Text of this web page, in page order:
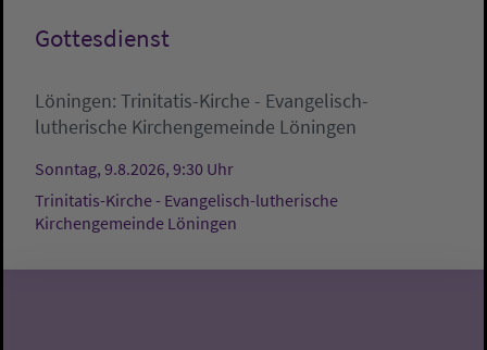
Gottesdienst
Löningen: Trinitatis-Kirche - Evangelisch-
lutherische Kirchengemeinde Löningen
Sonntag, 9.8.2026, 9:30 Uhr
Trinitatis-Kirche - Evangelisch-lutherische
Kirchengemeinde Löningen